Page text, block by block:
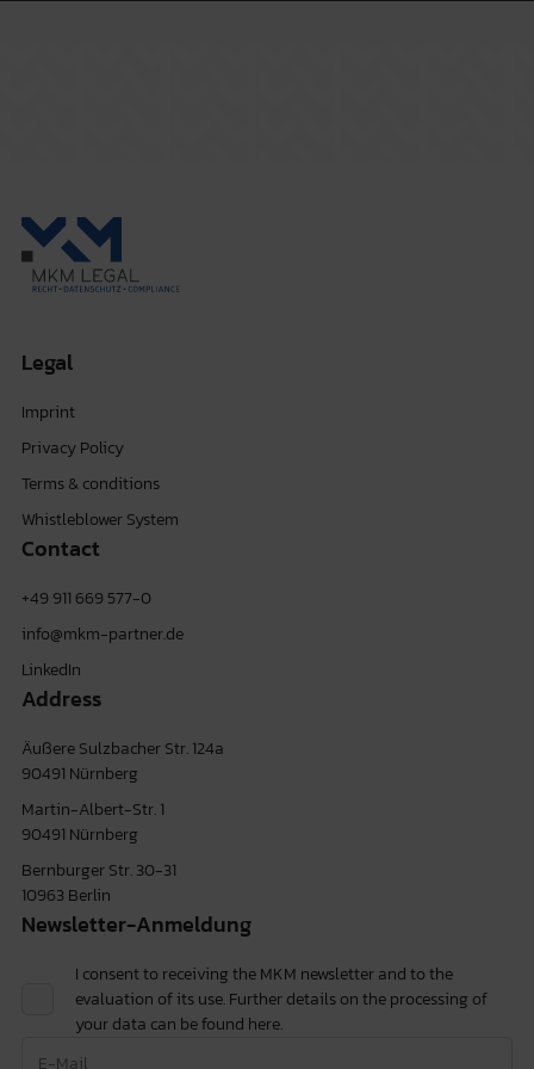
Legal
Imprint
Privacy Policy
Terms & conditions
Whistleblower System
Contact
+49 911 669 577-0
info@mkm-partner.de
LinkedIn
Address
Äußere Sulzbacher Str. 124a
90491 Nürnberg
Martin-Albert-Str. 1
90491 Nürnberg
Bernburger Str. 30-31
10963 Berlin
Newsletter-Anmeldung
I consent to receiving the MKM newsletter and to the
evaluation of its use. Further details on the processing of
your data can be found here.